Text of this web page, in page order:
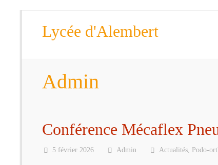
Lycée d'Alembert
Admin
Conférence Mécaflex
5 février 2026 Admin Actualités Podo-